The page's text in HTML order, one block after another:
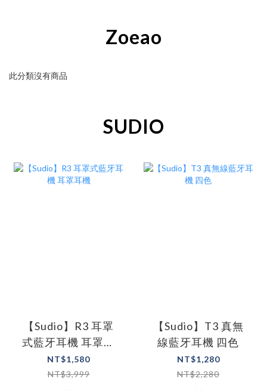
Zoeao
此分類沒有商品
SUDIO
【Sudio】R3 耳罩
式藍牙耳機 耳罩耳
機
NT$1,580
NT$3,999
【Sudio】T3 真無
線藍牙耳機 四色
NT$1,280
NT$2,280